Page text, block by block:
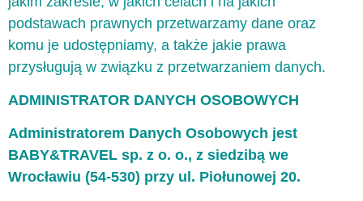
podstawach prawnych przetwarzamy dane oraz
komu je udostępniamy, a także jakie prawa
przysługują w związku z przetwarzaniem danych.
ADMINISTRATOR DANYCH OSOBOWYCH
Administratorem Danych Osobowych jest
BABY&TRAVEL sp. z o. o., z siedzibą we
Wrocławiu (54-530) przy ul. Piołunowej 20.